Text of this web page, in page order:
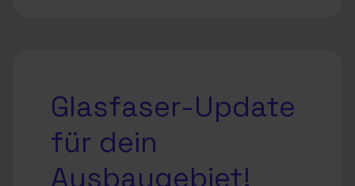
Glasfaser-Update
für dein
Ausbaugebiet!